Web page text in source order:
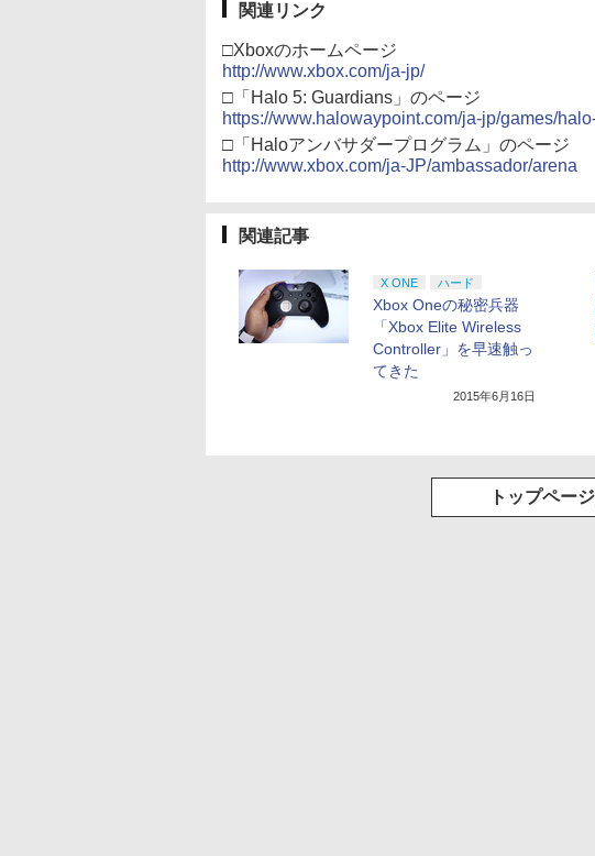
関連リンク
□Xboxのホームページ
http://www.xbox.com/ja-jp/
□「Halo 5: Guardians」のページ
https://www.halowaypoint.com/ja-jp/games/
□「Haloアンバサダープログラム」のページ
http://www.xbox.com/ja-JP/ambassador/arena
関連記事
X ONE ハード
Xbox Oneの秘密兵器
「Xbox Elite Wireless
Controller」を早速触っ
てきた
2015年6月16日
トップペー